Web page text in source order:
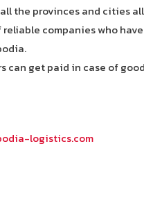
the provinces and cities
reliable companies who
can get paid in case of
logistics.com